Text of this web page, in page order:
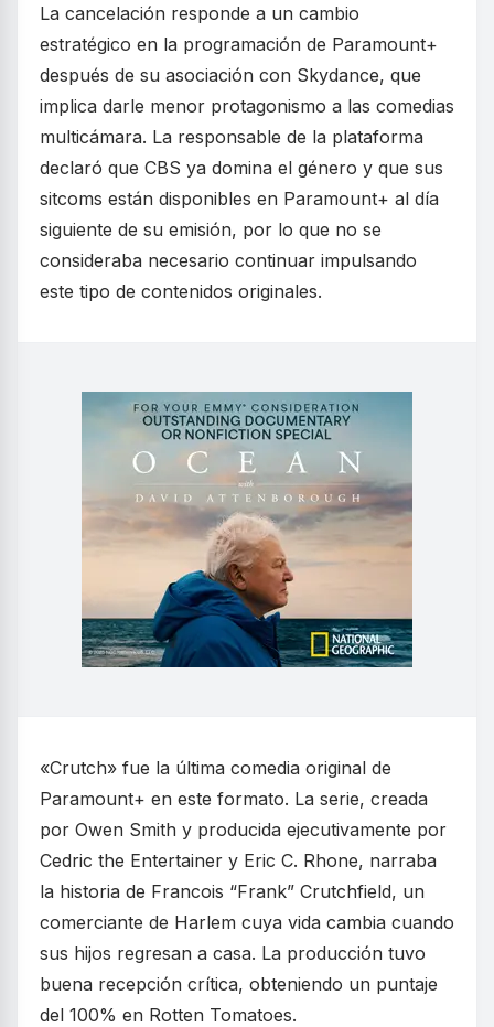
La cancelación responde a un cambio
estratégico en la programación de Paramount+
después de su asociación con Skydance, que
implica darle menor protagonismo a las comedias
multicámara. La responsable de la plataforma
declaró que CBS ya domina el género y que sus
sitcoms están disponibles en Paramount+ al día
siguiente de su emisión, por lo que no se
consideraba necesario continuar impulsando
este tipo de contenidos originales.
«Crutch» fue la última comedia original de
Paramount+ en este formato. La serie, creada
por Owen Smith y producida ejecutivamente por
Cedric the Entertainer y Eric C. Rhone, narraba
la historia de Francois “Frank” Crutchfield, un
comerciante de Harlem cuya vida cambia cuando
sus hijos regresan a casa. La producción tuvo
buena recepción crítica, obteniendo un puntaje
del 100% en Rotten Tomatoes.